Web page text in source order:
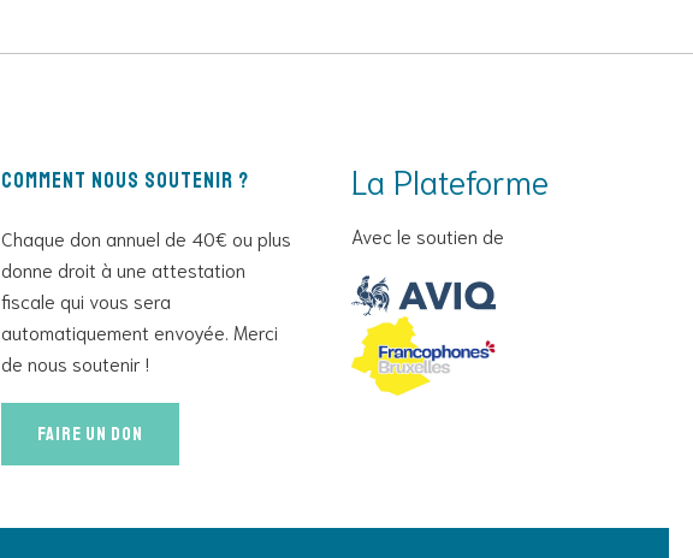
Comment nous soutenir ?
Chaque don annuel de 40€ ou plus
donne droit à une attestation
fiscale qui vous sera
automatiquement envoyée. Merci
de nous soutenir !
Faire un don
La Plateforme
Avec le soutien de